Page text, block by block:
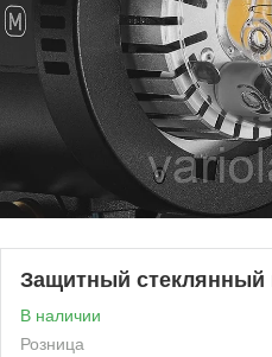
Защитный стеклянный
В наличии
Розница